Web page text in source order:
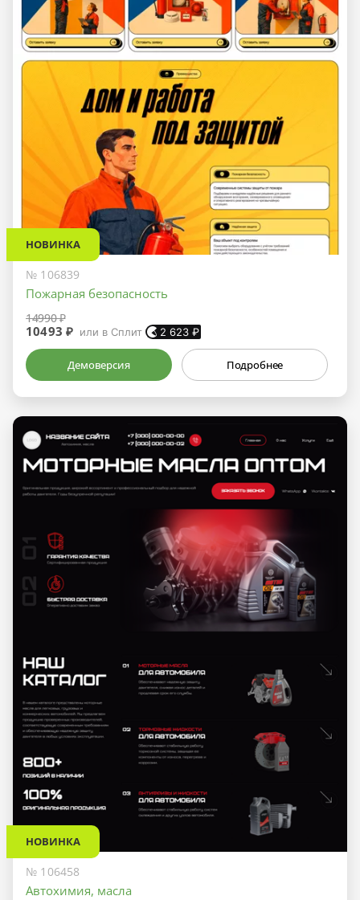
НОВИНКА
№ 106839
Пожарная безопасность
14990 ₽
10493 ₽ или в Сплит 2 623 ₽
Демоверсия Подробнее
НОВИНКА
№ 106458
Автохимия, масла